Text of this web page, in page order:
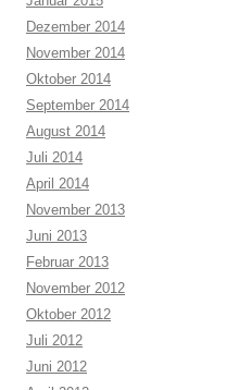
Dezember 2014
November 2014
Oktober 2014
September 2014
August 2014
Juli 2014
April 2014
November 2013
Juni 2013
Februar 2013
November 2012
Oktober 2012
Juli 2012
Juni 2012